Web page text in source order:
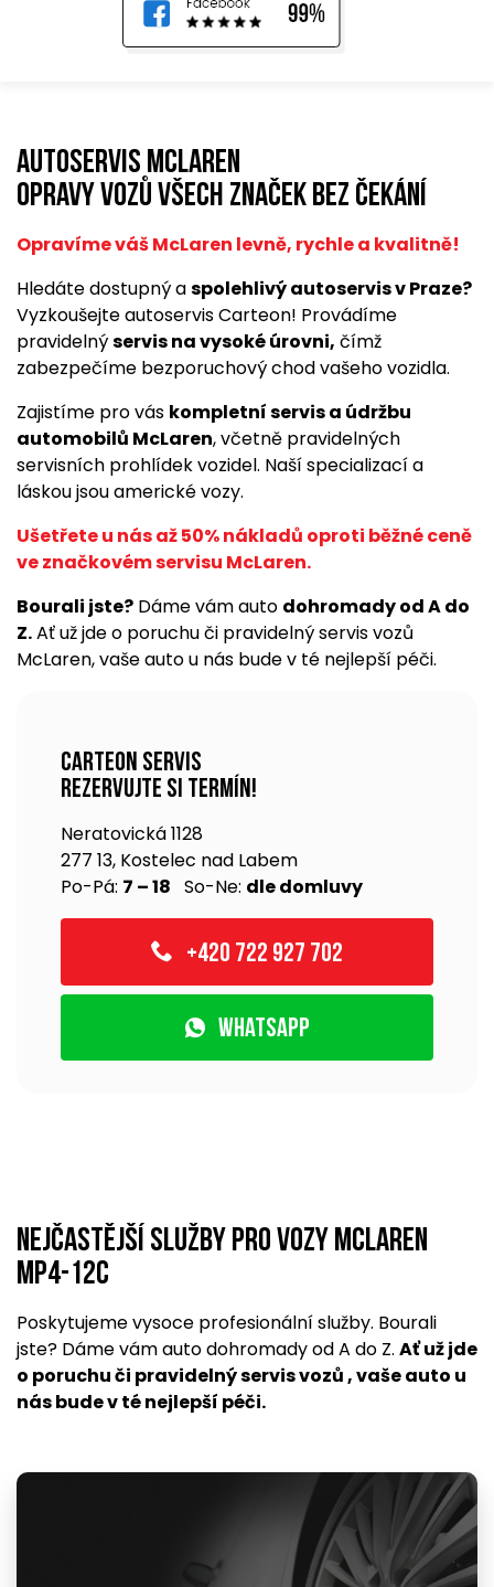
Autoservis McLaren
opravy vozů všech značek bez čekání
Opravíme váš McLaren levně, rychle a kvalitně!
Hledáte dostupný aspolehlivý autoservis v Praze?
Vyzkoušejte autoservis Carteon! Provádíme
pravidelnýservis na vysoké úrovni, čímž
zabezpečíme bezporuchový chod vašeho vozidla.
Zajistíme pro vás kompletní servis a údržbu
automobilů McLaren, včetně pravidelných
servisních prohlídek vozidel. Naší specializací a
láskou jsou americké vozy.
Ušetřete u nás až 50% nákladů oproti běžné ceně
ve značkovém servisu McLaren.
Bourali jste? Dáme vám auto dohromady od A do
Z.Ať už jde o poruchu či pravidelný servis vozů
McLaren, vaše auto u nás bude v té nejlepší péči.
Carteon servis
rezervujte si termín!
Neratovická 1128
277 13, Kostelec nad Labem
Po-Pá: 7 – 18 So-Ne: dle domluvy
+420 722 927 702
WhatsApp
Nejčastější služby pro vozy McLaren
MP4-12C
Poskytujeme vysoce profesionální služby. Bourali
jste? Dáme vám auto dohromady od A do Z. Ať už jde
o poruchu či pravidelný servis vozů , vaše auto u
nás bude v té nejlepší péči.